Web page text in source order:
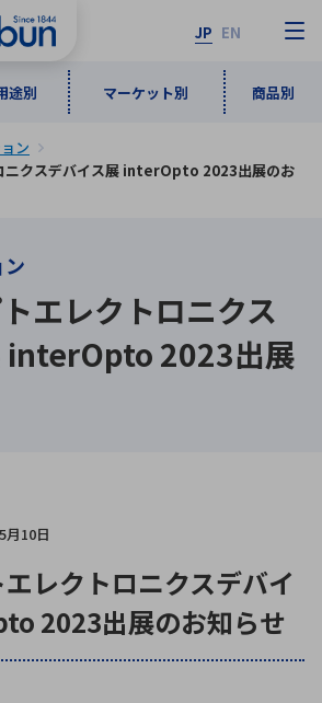
JP EN
途別 マーケット別 商品別
Local 5G
タセンタ・クラウド
セキュリティ
別
器
品 組込コンピュータ
か行 さ行
た行
や行
J K
L
N O
P
ン
ニクスデバイス展 interOpto 2023出展のお
エレクトロニクス
interOpto 2023出展
月10日
レクトロニクスデバイ
2023出展のお知らせ